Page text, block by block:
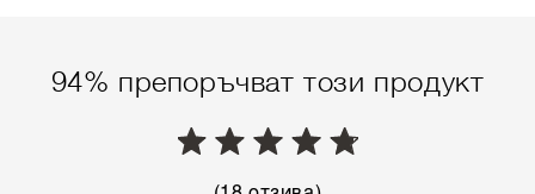
94% препоръчват този продукт